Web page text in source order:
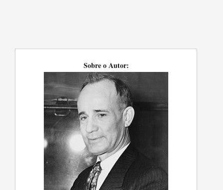
Sobre o Autor: